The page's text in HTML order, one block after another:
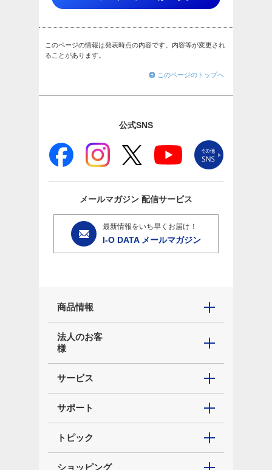
このページの情報は発表時点の内容です。内容等が変更され
ることがあります。
このページのトップへ
公式SNS
メールマガジン 配信サービス
最新情報をいち早くお届け！
I-O DATA メールマガジン
商品情報
法人のお客
様
サービス
サポート
トピック
ショッピング